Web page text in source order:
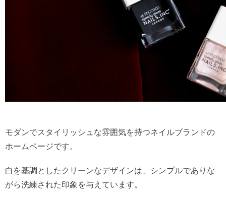
モダンでスタイリッシュな雰囲気を持つネイルブランドの
ホームページです。
白を基調としたクリーンなデザインは、シンプルでありな
がら洗練された印象を与えています。